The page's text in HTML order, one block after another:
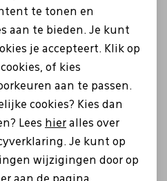
te tonen en
aan te bieden. Je kunt
je accepteert. Klik op
of kies
aan te passen.
cookies? Kies dan
Lees hier alles over
Je kunt op
wijzigingen door op